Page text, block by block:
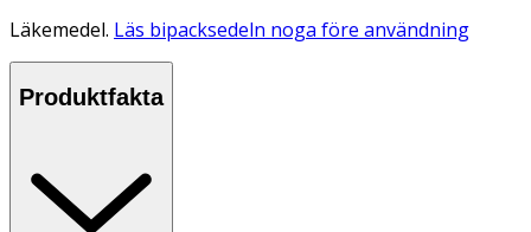
Läkemedel. Läs bipacksedeln noga före användning
Produktfakta